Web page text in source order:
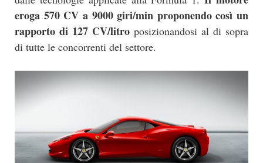
eroga 570 CV a 9000 giri/min proponendo così un
rapporto di 127 CV/litro posizionandosi al di sopra
di tutte le concorrenti del settore.